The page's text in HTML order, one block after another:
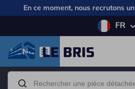
En ce moment, nous recrutons un
FR
MENU